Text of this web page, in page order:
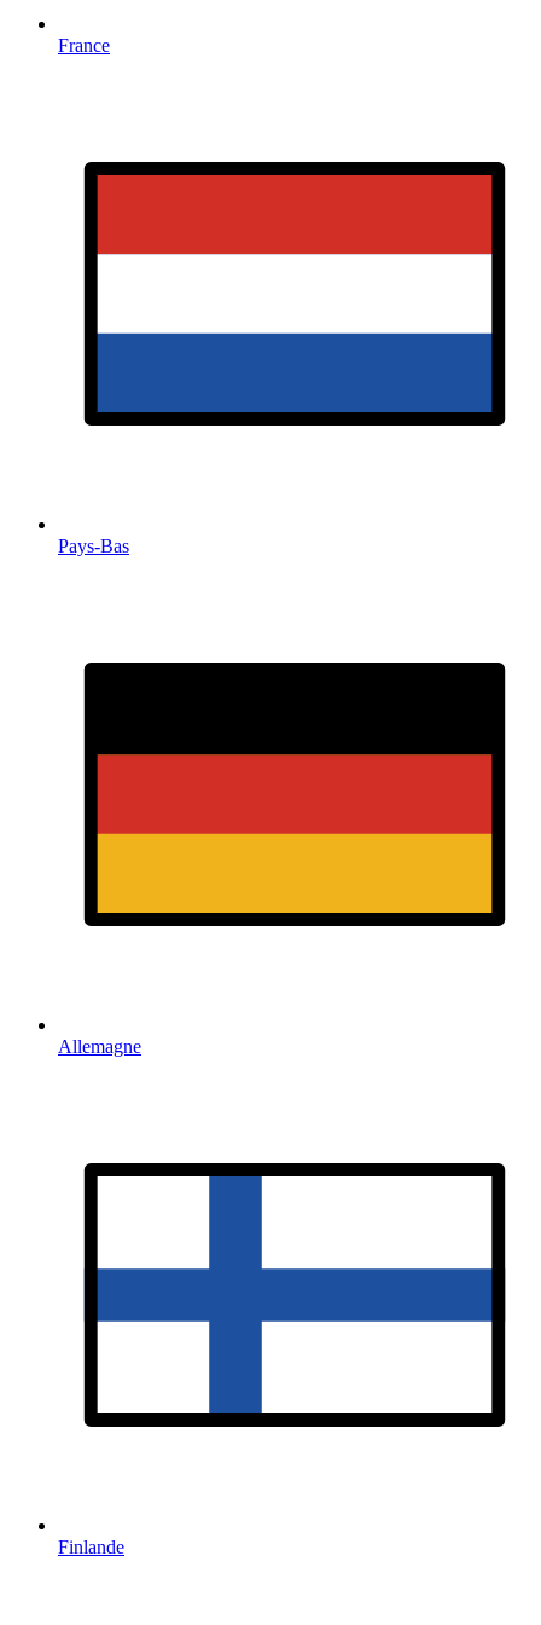
France
Pays-Bas
Allemagne
Finlande